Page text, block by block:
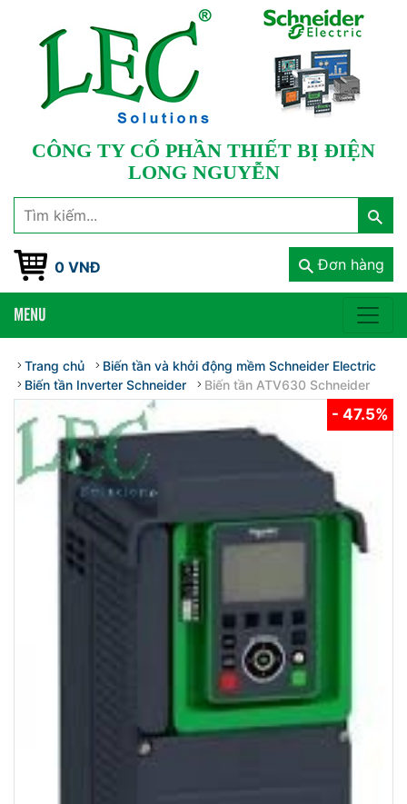
CÔNG TY CỔ PHẦN THIẾT BỊ ĐIỆN
LONG NGUYỄN
0 VNĐ Đơn hàng
MENU
Trang chủ
Biến tần và khởi động mềm Schneider Electric
Biến tần Inverter Schneider
Biến tần ATV630 Schneider
- 47.5%